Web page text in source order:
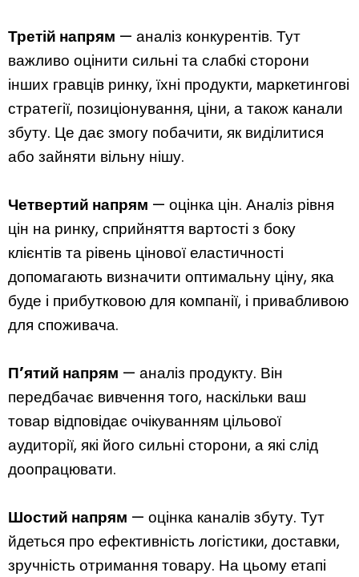
Третій напрям — аналіз конкурентів. Тут
важливо оцінити сильні та слабкі сторони
інших гравців ринку, їхні продукти, маркетингові
стратегії, позиціонування, ціни, а також канали
збуту. Це дає змогу побачити, як виділитися
або зайняти вільну нішу.
Четвертий напрям — оцінка цін. Аналіз рівня
цін на ринку, сприйняття вартості з боку
клієнтів та рівень цінової еластичності
допомагають визначити оптимальну ціну, яка
буде і прибутковою для компанії, і привабливою
для споживача.
П’ятий напрям — аналіз продукту. Він
передбачає вивчення того, наскільки ваш
товар відповідає очікуванням цільової
аудиторії, які його сильні сторони, а які слід
доопрацювати.
Шостий напрям — оцінка каналів збуту. Тут
йдеться про ефективність логістики, доставки,
зручність отримання товару. На цьому етапі